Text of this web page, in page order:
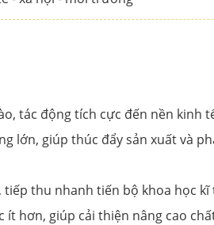
tác động tích cực đến nền
lớn, giúp thúc đẩy sản xuất và
tiếp thu nhanh tiến bộ khoa học kĩ
hơn, giúp cải thiện nâng cao